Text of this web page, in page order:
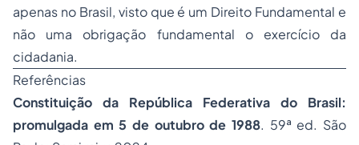
apenas no Brasil, visto que é um Direito Fundamental e
não uma obrigação fundamental o exercício da
cidadania.
Referências
Constituição da República Federativa do Brasil:
promulgada em 5 de outubro de 1988. 59ª ed. São